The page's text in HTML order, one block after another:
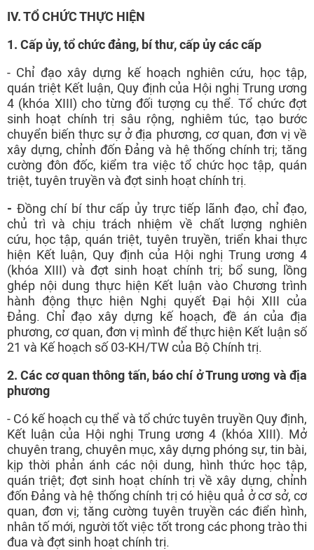
IV. TỔ CHỨC THỰC HIỆN
1. Cấp ủy, tổ chức đảng, bí thư, cấp ủycác cấp
- Chỉ đạo xây dựng kế hoạch nghiên cứu, học tập,
quán triệt Kết luận, Quy định của Hội nghị Trung ương
4 (khóa XIII) cho từng đối tượng cụ thể. Tổ chức đợt
sinh hoạt chính trị sâu rộng, nghiêm túc, tạo bước
chuyển biến thực sự ở địa phương, cơ quan, đơn vị về
xây dựng, chỉnh đốn Đảng và hệ thống chính trị; tăng
cường đôn đốc, kiểm tra việc tổ chức học tập, quán
triệt, tuyên truyền và đợt sinh hoạt chính trị.
- Đồng chí bí thư cấp ủy trực tiếp lãnh đạo, chỉ đạo,
chủ trì và chịu trách nhiệm về chất lượng nghiên
cứu, học tập, quán triệt, tuyên truyền, triển khai thực
hiện Kết luận, Quy định của Hội nghị Trung ương 4
(khóa XIII) và đợt sinh hoạt chính trị; bổ sung, lồng
ghép nội dung thực hiện Kết luận vào Chương trình
hành động thực hiện Nghị quyết Đại hội XIII của
Đảng. Chỉ đạo xây dựng kế hoạch, đề án của địa
phương, cơ quan, đơn vị mình để thực hiện Kết luận số
21 và Kế hoạch số 03-KH/TW của Bộ Chính trị.
2. Các cơ quan thông tấn, báo chí ở Trung ương và địa
phương
- Có kế hoạch cụ thể và tổ chức tuyên truyền Quy định,
Kết luận của Hội nghị Trung ương 4 (khóa XIII). Mở
chuyên trang, chuyên mục, xây dựng phóng sự, tin bài,
kịp thời phản ánh các nội dung, hình thức học tập,
quán triệt; đợt sinh hoạt chính trị về xây dựng, chỉnh
đốn Đảng và hệ thống chính trị có hiệu quả ở cơ sở, cơ
quan, đơn vị; tăng cường tuyên truyền các điển hình,
nhân tố mới, người tốt việc tốt trong các phong trào thi
đua và đợt sinh hoạt chính trị.